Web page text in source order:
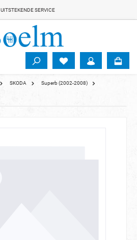
UITSTEKENDE SERVICE
SKODA
Superb (2002-2008)